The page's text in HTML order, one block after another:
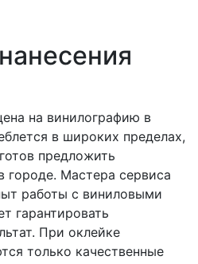
на винилографию в
в широких пределах,
предложить
городе. Мастера сервиса
работы с виниловыми
гарантировать
При оклейке
только качественные